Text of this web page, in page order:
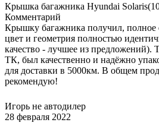
Крышка багажника Hyundai
Комментарий
Крышку багажника получил, полное
цвет и геометрия полностью
качество - лучшее из предложений).
ТК, был качественно и надёжно
для доставки в 5000км. В общем
рекомендую!
Игорь не автодилер
28 февраля 2022